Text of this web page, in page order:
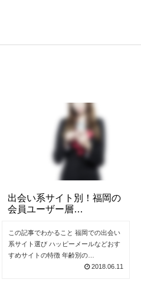
出会い系サイト別！福岡の
会員ユーザー層…
この記事でわかること 福岡での出会い
系サイト選び ハッピーメールなどおす
すめサイトの特徴 年齢別の…
2018.06.11